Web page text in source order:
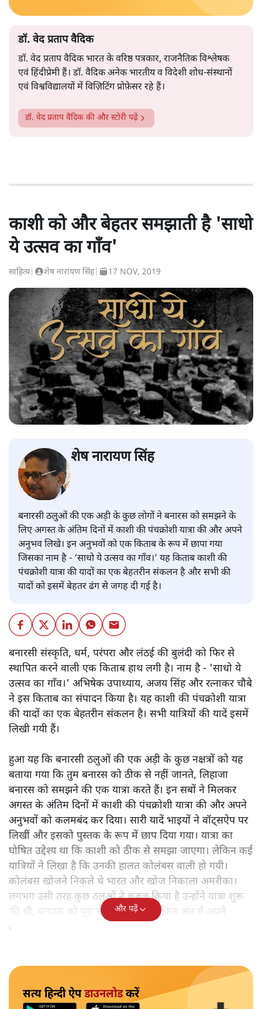
डॉ. वेद प्रताप वैदिक
डॉ. वेद प्रताप वैदिक भारत के वरिष्ठ पत्रकार, राजनैतिक विश्लेषक
एवं हिंदीप्रेमी हैं। डॉ. वैदिक अनेक भारतीय व विदेशी शोध-संस्थानों
एवं विश्वविद्यालयों में विज़िटिंग प्रोफ़ेसर रहे हैं।
डॉ. वेद प्रताप वैदिक की और स्टोरी पढ़ें
काशी को और बेहतर समझाती है 'साधो
ये उत्सव का गाँव'
साहित्य| शेष नारायण सिंह| 17 NOV, 2019
शेष नारायण सिंह
बनारसी ठलुओं की एक अड़ी के कुछ लोगों ने बनारस को समझने के
लिए अगस्त के अंतिम दिनों में काशी की पंचक्रोशी यात्रा की और अपने
अनुभव लिखे। इन अनुभवों को एक किताब के रूप में छापा गया
जिसका नाम है - ‘साधो ये उत्सव का गाँव।’ यह किताब काशी की
पंचक्रोशी यात्रा की यादों का एक बेहतरीन संकलन है और सभी की
यादों को इसमें बेहतर ढंग से जगह दी गई है।
बनारसी संस्कृति, धर्म, परंपरा और लंठई की बुलंदी को फिर से
स्थापित करने वाली एक किताब हाथ लगी है। नाम है - 'साधो ये
उत्सव का गाँव।' अभिषेक उपाध्याय, अजय सिंह और रत्नाकर चौबे
ने इस किताब का संपादन किया है। यह काशी की पंचक्रोशी यात्रा
की यादों का एक बेहतरीन संकलन है। सभी यात्रियों की यादें इसमें
लिखी गयी हैं।
हुआ यह कि बनारसी ठलुओं की एक अड़ी के कुछ नक्षत्रों को यह
बताया गया कि तुम बनारस को ठीक से नहीं जानते, लिहाजा
बनारस को समझने की एक यात्रा करते हैं। इन सबों ने मिलकर
अगस्त के अंतिम दिनों में काशी की पंचक्रोशी यात्रा की और अपने
अनुभवों को कलमबंद कर दिया। सारी यादें भाइयों ने वॉट्सऐप पर
लिखीं और इसको पुस्तक के रूप में छाप दिया गया। यात्रा का
घोषित उद्देश्य था कि काशी को ठीक से समझा जाएगा। लेकिन कई
यात्रियों ने लिखा है कि उनकी हालत कोलंबस वाली हो गयी।
कोलंबस खोजने निकले थे भारत और खोज निकाला अमरीका।
लगभग उसी तरह कुछ ठलुओं ने कुबूल किया है उन्होंने यात्रा शुरू
की थी, बनारस को पूरा खोजने के लिए लेकिन अंत में अपने
आपको ही समझकर संतुष्ट हो गए।
और पढ़ें
सत्य हिन्दी ऐपडाउनलोडकरें